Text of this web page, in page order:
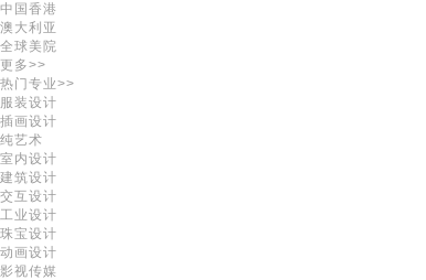
中国香港
澳大利亚
全球美院
更多>>
热门专业>>
服装设计
插画设计
纯艺术
室内设计
建筑设计
交互设计
工业设计
珠宝设计
动画设计
影视传媒